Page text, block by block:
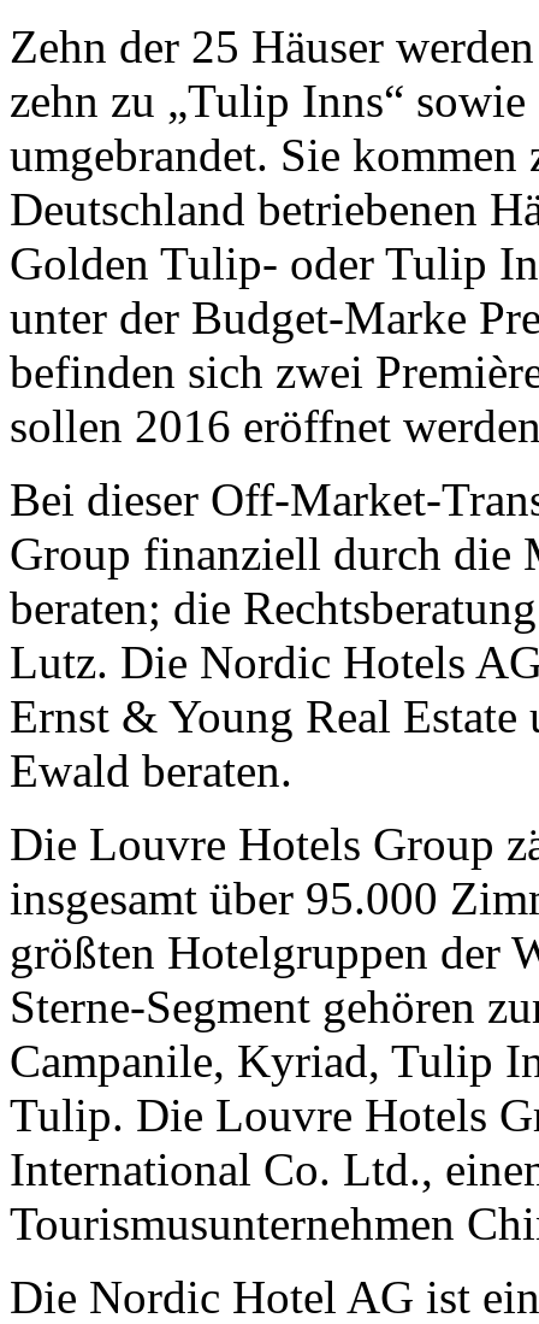
Zehn der 25 Häuser
zehn zu „Tulip Inns“
umgebrandet. Sie
Deutschland betriebenen
Golden Tulip- oder Tulip
unter der Budget-Marke
befinden sich zwei
sollen 2016 eröffnet
Bei dieser Off-Market-
Group finanziell durch die
beraten; die
Lutz. Die Nordic Hotels
Ernst & Young Real
Ewald beraten.
Die Louvre Hotels Group
insgesamt über 95.000
größten Hotelgruppen der
Sterne-Segment gehören
Campanile, Kyriad, Tulip
Tulip. Die Louvre Hotels
International Co. Ltd.,
Tourismusunternehmen
Die Nordic Hotel AG ist